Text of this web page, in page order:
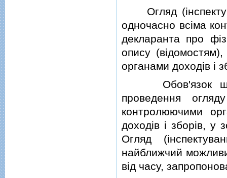
Огляд
одночасно всiма
декларанта про
опису
органами доходiв i
Обов'язок
проведення
контролюючими
доходiв i зборiв, у
Огляд
найближчий
вiд часу,